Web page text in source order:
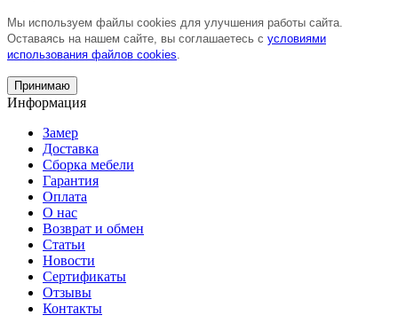
Мы используем файлы cookies для улучшения работы сайта.
Оставаясь на нашем сайте, вы соглашаетесь с условиями
использования файлов cookies.
Принимаю
Информация
Замер
Доставка
Сборка мебели
Гарантия
Оплата
О нас
Возврат и обмен
Статьи
Новости
Сертификаты
Отзывы
Контакты